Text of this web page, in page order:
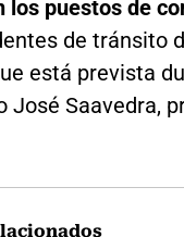
los puestos de
de tránsito
está prevista
José Saavedra,